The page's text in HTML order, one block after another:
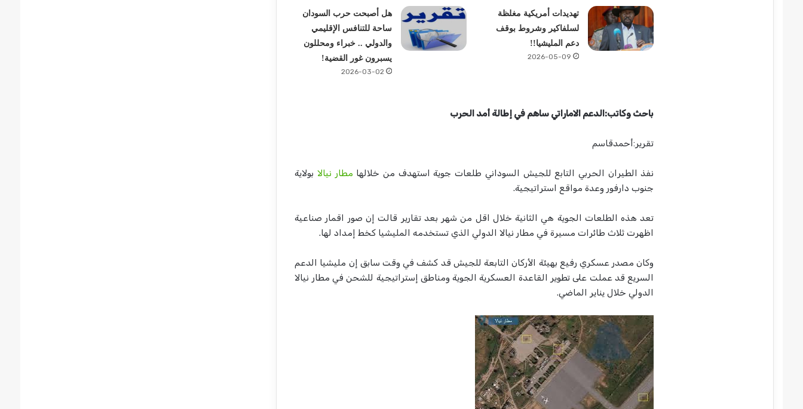
تهديدات أمريكية مغلظة
لسلفاكير وشروط بوقف
دعم المليشيا!!
2026-05-09
هل أصبحت حرب السودان
ساحة للتنافس الإقليمي
والدولي .. خبراء ومحللون
يسبرون غور القضية!
2026-03-02
باحث وكاتب:الدعم الاماراتي ساهم في إطالة أمد الحرب
تقرير:أحمدقاسم
نفذ الطيران الحربي التابع للجيش السوداني طلعات جوية استهدف من خلالها مطار نيالا بولاية
جنوب دارفور وعدة مواقع استراتيجية.
تعد هذه الطلعات الجوية هي الثانية خلال اقل من شهر بعد تقارير قالت إن صور اقمار صناعية
اظهرت ثلاث طائرات مسيرة في مطار نيالا الدولي الذي تستخدمه المليشيا كخط إمداد لها.
وكان مصدر عسكري رفيع بهيئة الأركان التابعة للجيش قد كشف في وقت سابق إن مليشيا الدعم
السريع قد عملت على تطوير القاعدة العسكرية الجوية ومناطق إستراتيجية للشحن في مطار نيالا
الدولي خلال يناير الماضي.